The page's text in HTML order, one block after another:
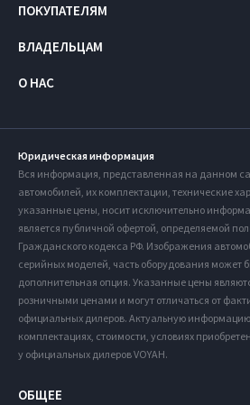
ПОКУПАТЕЛЯМ
ВЛАДЕЛЬЦАМ
О НАС
Юридическая информация
Вся информация, представленная на данном
автомобилей, их комплектации, технические
указанные цены, носит исключительно
является публичной офертой, определяемой
Гражданского кодекса РФ. Изображения
серийных моделей, часть оборудования может
дополнительная опция. Указанные цены
розничными ценами и могут отличаться от
официальных дилеров. Актуальную
комплектациях, стоимости, условиях
у официальных дилеров VOYAH.
ОБЩЕЕ